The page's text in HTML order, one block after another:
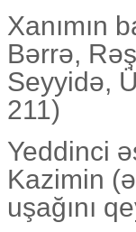
Xanımın
Bərrə,
Seyyidə,
211)
Yeddinci
Kazimin
uşağını